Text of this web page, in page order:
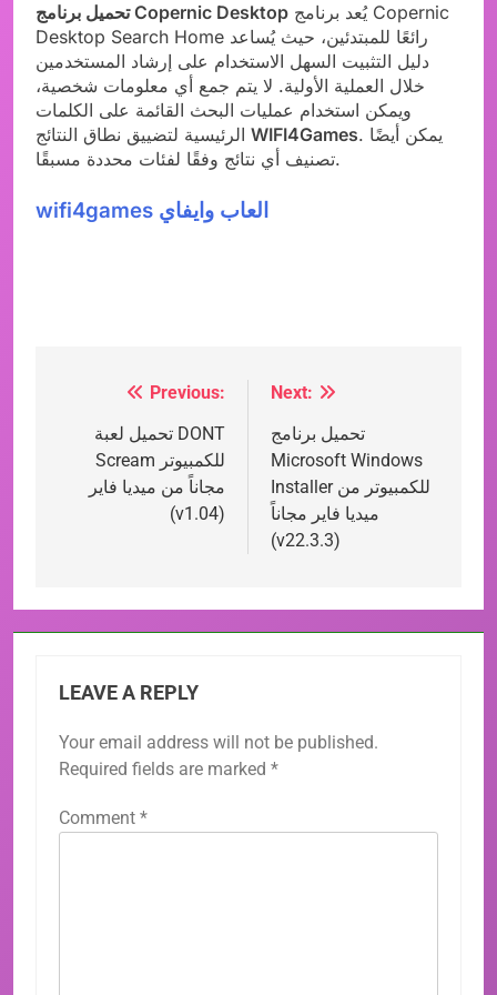
تحميل برنامج Copernic Desktop
Desktop Search Home رائعًا للمبتدئين، حيث يُساعد
دليل التثبيت السهل الاستخدام على إرشاد المستخدمين
خلال العملية الأولية. لا يتم جمع أي معلومات شخصية،
ويمكن استخدام عمليات البحث القائمة على الكلمات
WIFI4Games. يمكن أيضًا
تصنيف أي نتائج وفقًا لفئات محددة مسبقًا.
wifi4games العاب وايفاي
navigation
Previous:
تحميل لعبة DONT
Scream للكمبيوتر
مجاناً من ميديا فاير
(v1.04)
Next:
تحميل برنامج
Microsoft Windows
Installer للكمبيوتر من
ميديا فاير مجاناً
(v22.3.3)
LEAVE A REPLY
Your email address will not be published.
Required fields are marked *
Comment *